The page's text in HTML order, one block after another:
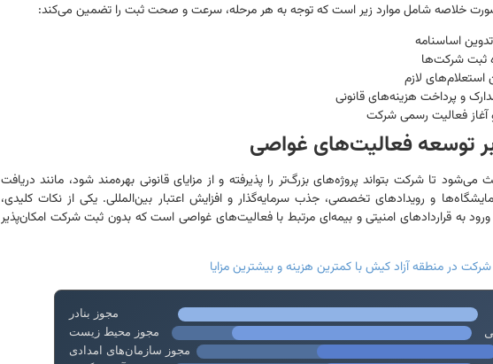
خلاصه شامل موارد زیر است که توجه به هر مرحله، سرعت و صحت ثبت را تضمین می‌کند:
اساسنامه
ثبت شرکت‌ها
استعلام‌های لازم
و پرداخت هزینه‌های قانونی
فعالیت رسمی شرکت
توسعه فعالیت‌های غواصی
تا شرکت بتواند پروژه‌های بزرگ‌تر را پذیرفته و از مزایای قانونی بهره‌مند شود، مانند دریافت
و رویدادهای تخصصی، جذب سرمایه‌گذار و افزایش اعتبار بین‌المللی. یکی از نکات کلیدی،
به قراردادهای امنیتی و بیمه‌ای مرتبط با فعالیت‌های غواصی است که بدون ثبت شرکت امکان‌پذیر
در منطقه آزاد کیش با کمترین هزینه و بیشترین مزایا
مجوز بنادر
مجوز محیط زیست
مجوز سازمان‌های امدادی